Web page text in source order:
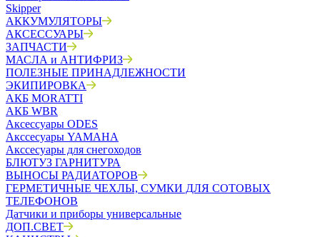
Skipper
АККУМУЛЯТОРЫ
АКСЕССУАРЫ
ЗАПЧАСТИ
МАСЛА и АНТИФРИЗ
ПОЛЕЗНЫЕ ПРИНАДЛЕЖНОСТИ
ЭКИПИРОВКА
АКБ MORATTI
АКБ WBR
Аксессуары ODES
Акссесуары YAMAHA
Акссесуары для снегоходов
БЛЮТУЗ ГАРНИТУРА
ВЫНОСЫ РАДИАТОРОВ
ГЕРМЕТИЧНЫЕ ЧЕХЛЫ, СУМКИ ДЛЯ СОТОВЫХ
ТЕЛЕФОНОВ
Датчики и приборы универсальные
ДОП.СВЕТ